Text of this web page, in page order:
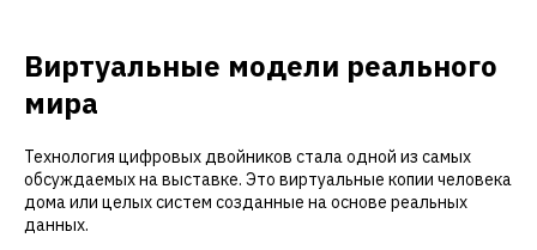
Виртуальные модели реального
мира
Технология цифровых двойников стала одной из самых
обсуждаемых на выставке. Это виртуальные копии человека
дома или целых систем созданные на основе реальных
данных.